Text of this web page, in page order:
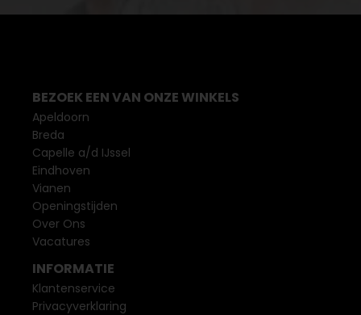
BEZOEK EEN VAN ONZE WINKELS
Apeldoorn
Breda
Capelle a/d IJssel
Eindhoven
Vianen
Openingstijden
Over Ons
Vacatures
INFORMATIE
Klantenservice
Privacyverklaring